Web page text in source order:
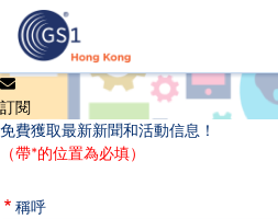
內
容
Header
Top
Second
Menu
申請條碼
訂閱
免費獲取最新新聞和活動信息！
（帶*的位置為必填）
稱呼